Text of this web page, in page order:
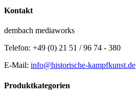
Kontakt
dembach mediaworks
Telefon: +49 (0) 21 51 / 96 74 - 380
E-Mail: info@historische-kampfkunst.de
Produktkategorien